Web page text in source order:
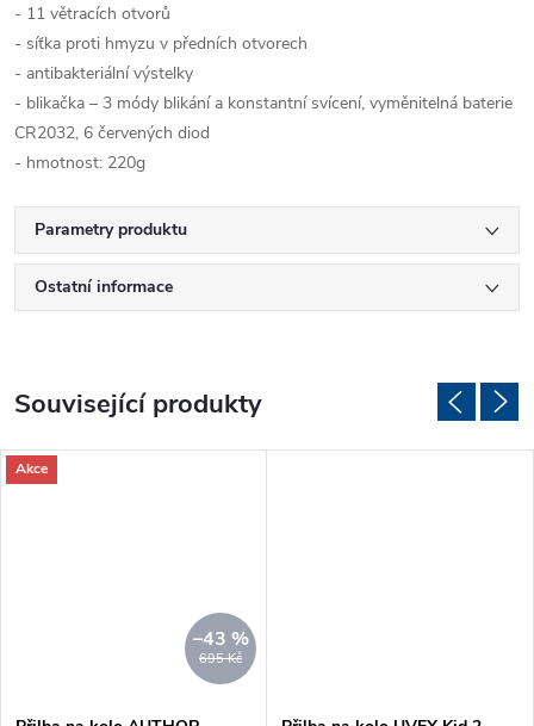
- 11 větracích otvorů
- síťka proti hmyzu v předních otvorech
- antibakteriální výstelky
- blikačka – 3 módy blikání a konstantní svícení, vyměnitelná baterie
CR2032, 6 červených diod
- hmotnost: 220g
Parametry produktu
Ostatní informace
Související produkty
Akce
695 Kč
–43 %